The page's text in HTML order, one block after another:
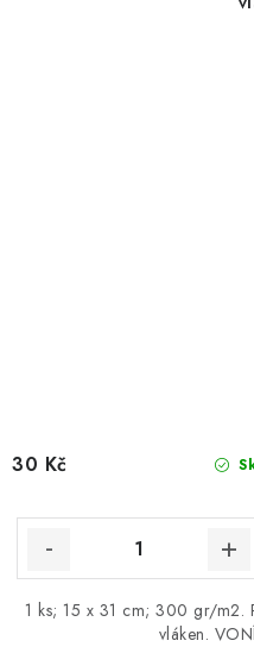
30 Kč
1 ks; 15 x 31 cm; 300 gr/m2.
vláken.